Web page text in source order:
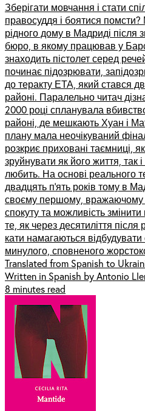
Зберігати мовчання і стати
правосуддя і боятися
рідного дому в Мадриді після
бюро, в якому працював у
знаходить пістолет серед
починає підозрювати,
до теракту ЕТА, який стався
районі. Паралельно читач
2000 році спланувала
районі, де мешкають Хуан і
плану мала неочікуваний
розкриє приховані таємниці,
зруйнувати як його життя, так
любить. На основі реального
двадцять п’ять років тому в
своєму першому, вражаючому
спокуту та можливість
те, як через десятиліття
кати намагаються
минулого, сповненого
Translated from Spanish to
Written in Spanish by Antonio
8 minutes read